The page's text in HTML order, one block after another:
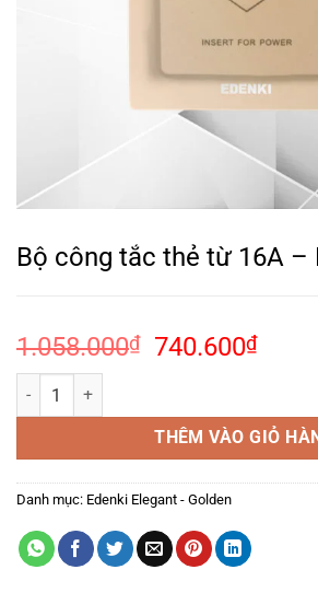
Bộ công tắc thẻ từ 16A –
1.058.000₫
Giá
1.058.000₫.
740.600₫Giá
là:
Bộ công tắc thẻ từ 16A – EE-KC-G số lượng
THÊM VÀO GIỎ
Danh mục: Edenki Elegant - Golden